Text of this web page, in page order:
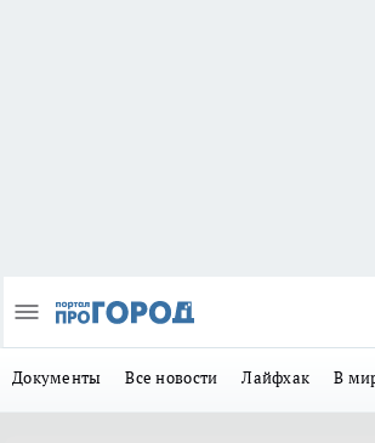
Документы Все новости Лайфхак В